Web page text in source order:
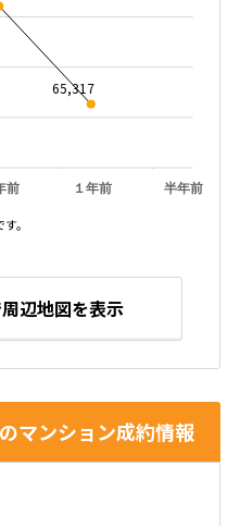
前 １年前 半年前
65,317
。
辺地図を表示
マンション成約情報